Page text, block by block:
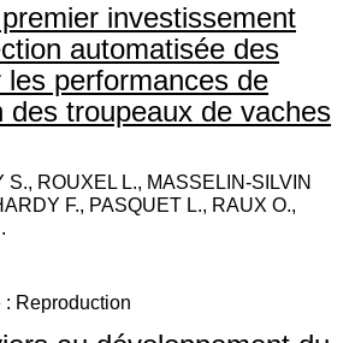
premier investissement
automatisée des
les performances de
des troupeaux de vaches
S., ROUXEL L., MASSELIN-SILVIN
F., PASQUET L., RAUX O.,
Reproduction